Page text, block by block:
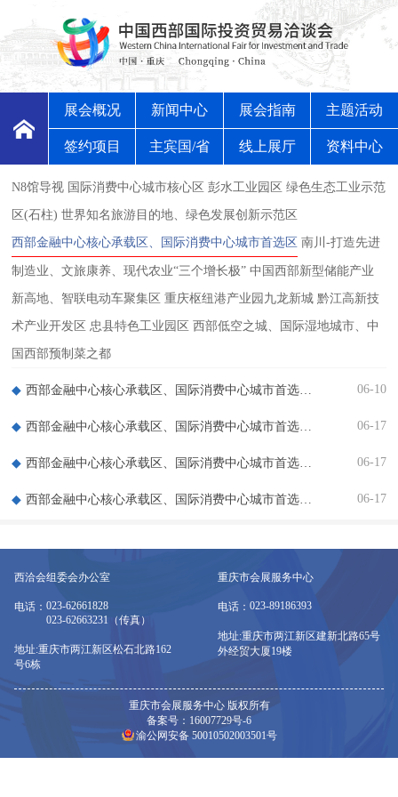
展会概况 新闻中心 展会指南 主题活动
签约项目 主宾国/省 线上展厅 资料中心
N8馆导视 国际消费中心城市核心区 彭水工业园区 绿色生态工业示范
区(石柱) 世界知名旅游目的地、绿色发展创新示范区
西部金融中心核心承载区、国际消费中心城市首选区 南川-打造先进
制造业、文旅康养、现代农业“三个增长极” 中国西部新型储能产业
新高地、智联电动车聚集区 重庆枢纽港产业园九龙新城 黔江高新技
术产业开发区 忠县特色工业园区 西部低空之城、国际湿地城市、中
国西部预制菜之都
06-10
06-17
06-17
06-17
西洽会组委会办公室
电话： 023-62661828
023-62663231（传真）
地址:重庆市两江新区松石北路162
号6栋
重庆市会展服务中心
电话： 023-89186393
地址:重庆市两江新区建新北路65号
外经贸大厦19楼
重庆市会展服务中心 版权所有
备案号：16007729号-6
渝公网安备 50010502003501号